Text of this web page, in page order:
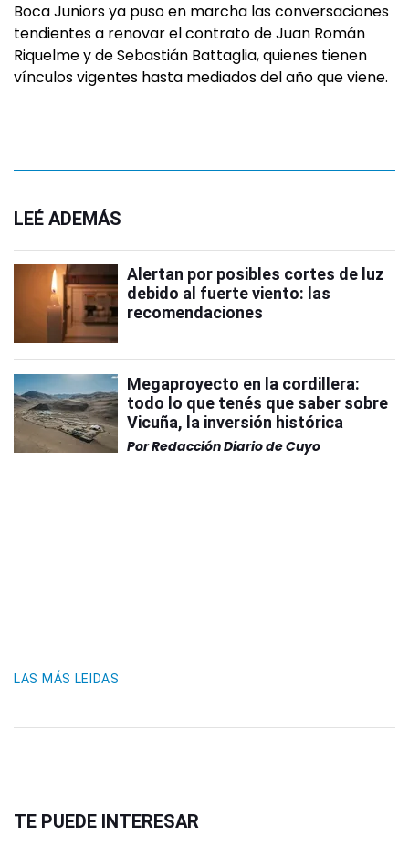
Boca Juniors ya puso en marcha las conversaciones
tendientes a renovar el contrato de Juan Román
Riquelme y de Sebastián Battaglia, quienes tienen
vínculos vigentes hasta mediados del año que viene.
LEÉ ADEMÁS
Alertan por posibles cortes de luz
debido al fuerte viento: las
recomendaciones
Megaproyecto en la cordillera:
todo lo que tenés que saber sobre
Vicuña, la inversión histórica
PorRedacción Diario de Cuyo
LAS MÁS LEIDAS
TE PUEDE INTERESAR